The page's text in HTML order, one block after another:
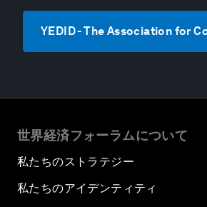
YEDID - The Association for
世界経済フォーラムについて
私たちのストラテジー
私たちのアイデンティティ